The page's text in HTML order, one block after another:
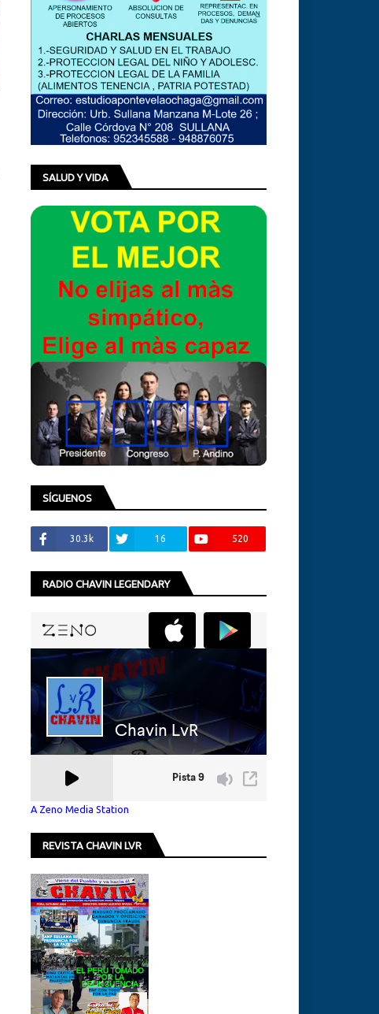
SALUD Y VIDA
SÍGUENOS
30.3k 16 520
RADIO CHAVIN LEGENDARY
A Zeno Media Station
REVISTA CHAVIN LVR